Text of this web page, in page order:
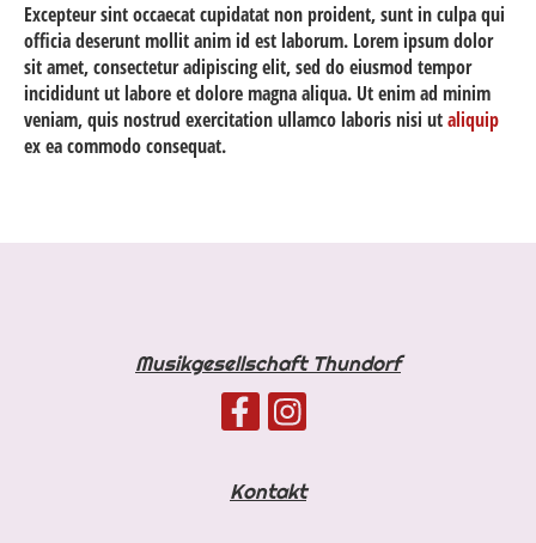
Excepteur sint occaecat cupidatat non proident, sunt in culpa qui
officia deserunt mollit anim id est laborum. Lorem ipsum dolor
sit amet, consectetur adipiscing elit, sed do eiusmod tempor
incididunt ut labore et dolore magna aliqua. Ut enim ad minim
veniam, quis nostrud exercitation ullamco laboris nisi utaliquip
ex ea commodo consequat.
Musikgesellschaft Thundorf
Kontakt